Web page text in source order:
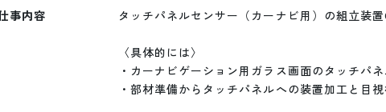
事内容
タッチパネルセンサー（カーナビ用）の組立装
〈具体的には〉
・カーナビゲーション用ガラス画面のタッチパ
・部材準備からタッチパネルへの装置加工と目